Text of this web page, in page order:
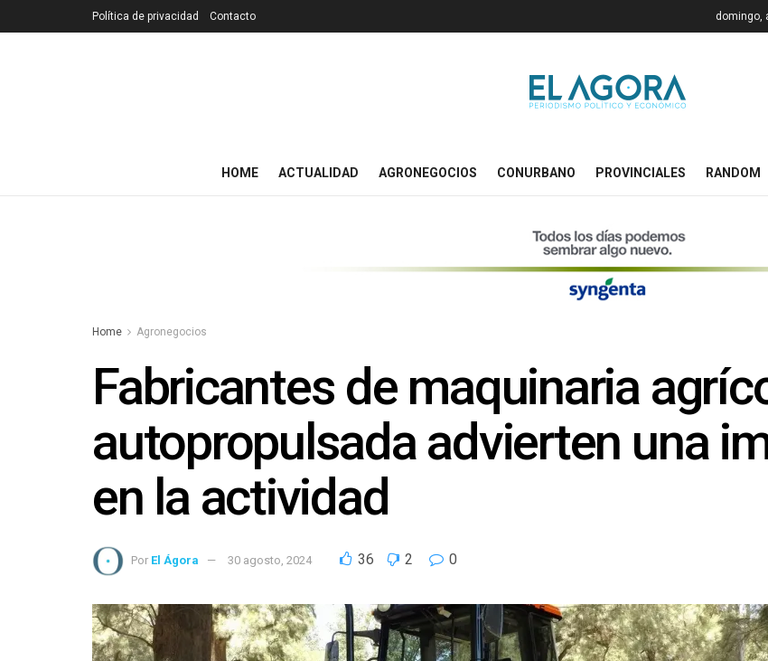
Política de privacidad Contacto domingo,
HOME ACTUALIDAD AGRONEGOCIOS CONURBANO PROVINCIALES RANDOM
Home Agronegocios
Fabricantes de maquinaria
autopropulsada advierten una
en la actividad
Por El Ágora 30 agosto, 2024 36 2 0